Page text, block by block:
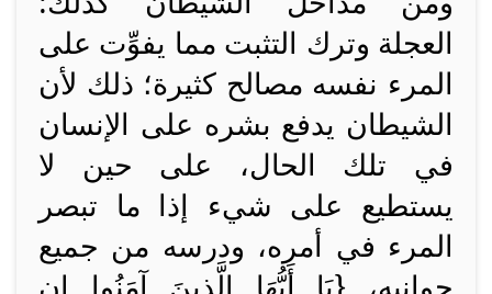
العجلة وترك التثبت مما يفوِّت على
المرء نفسه مصالح كثيرة؛ ذلك لأن
الشيطان يدفع بشره على الإنسان
في تلك الحال، على حين لا
يستطيع على شيء إذا ما تبصر
المرء في أمره، ودرسه من جميع